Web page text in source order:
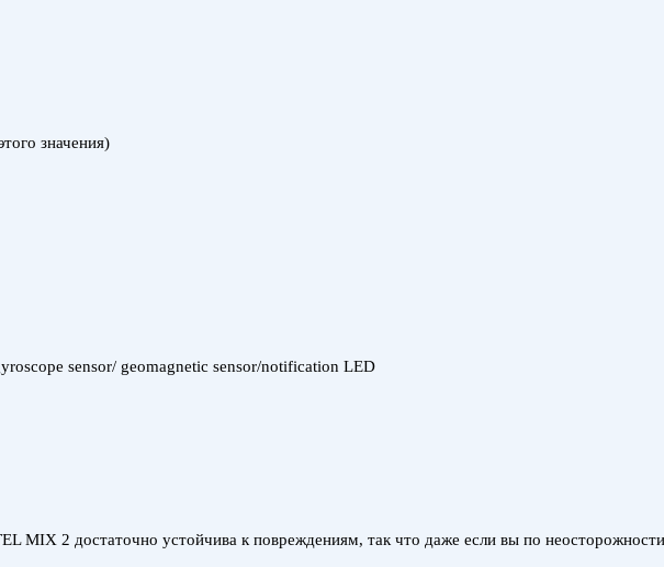
значения)
sensor/ geomagnetic sensor/notification LED
MIX 2 достаточно устойчива к повреждениям, так что даже если вы по